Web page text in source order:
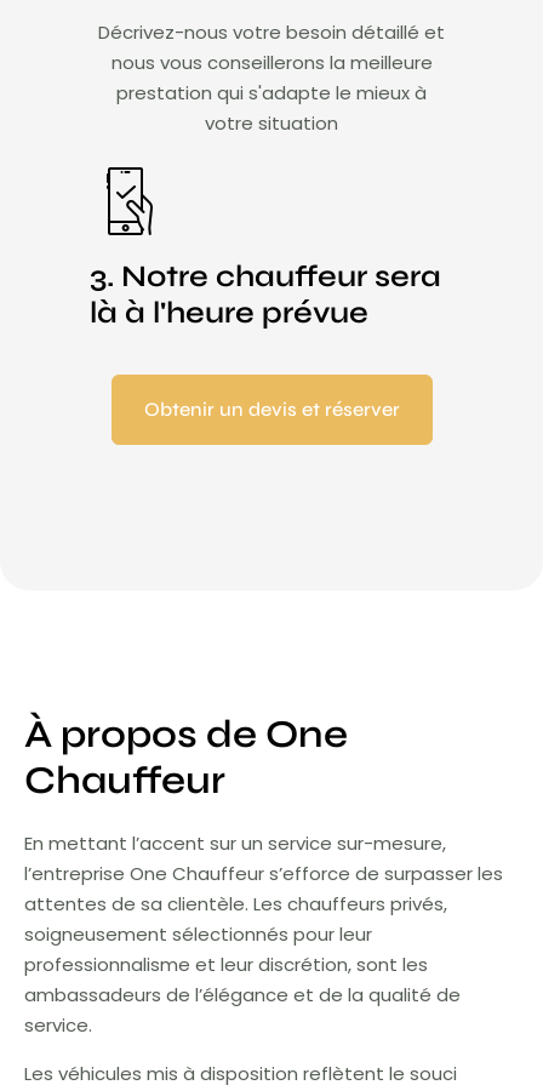
Décrivez-nous votre besoin détaillé et
nous vous conseillerons la meilleure
prestation qui s'adapte le mieux à
votre situation​
3. Notre chauffeur sera
là à l'heure prévue
Obtenir un devis et réserver
À propos de One
Chauffeur
En mettant l’accent sur un service sur-mesure,
l’entreprise One Chauffeur s’efforce de surpasser les
attentes de sa clientèle. Les chauffeurs privés,
soigneusement sélectionnés pour leur
professionnalisme et leur discrétion, sont les
ambassadeurs de l’élégance et de la qualité de
service.
Les véhicules mis à disposition reflètent le souci